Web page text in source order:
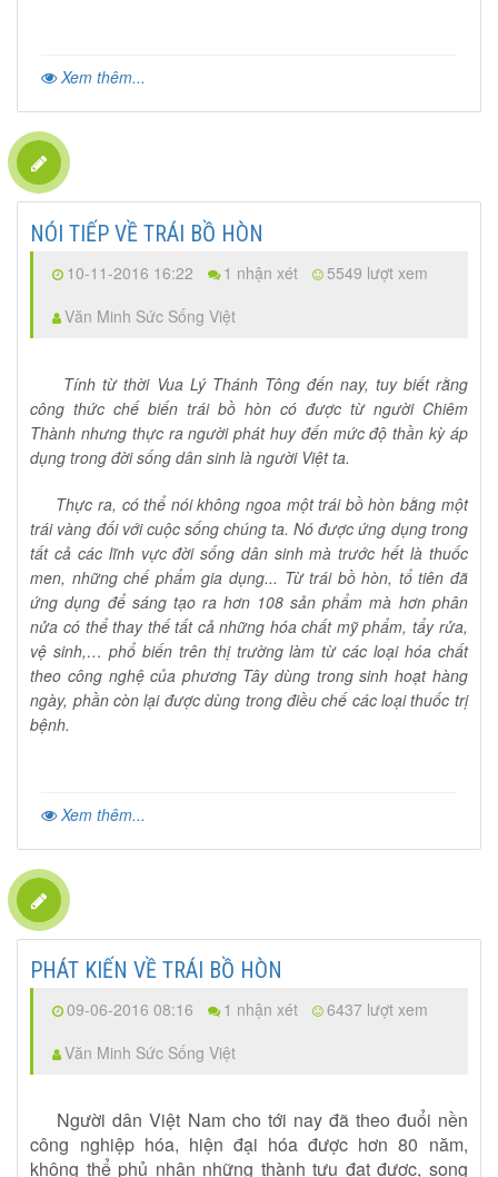
Xem thêm...
NÓI TIẾP VỀ TRÁI BỒ HÒN
10-11-2016 16:22 1 nhận xét
5549 lượt xem
Văn Minh Sức Sống Việt
Tính từ thời Vua Lý Thánh Tông đến nay, tuy biết rằng
công thức chế biến trái bồ hòn có được từ người Chiêm
Thành nhưng thực ra người phát huy đến mức độ thần kỳ áp
dụng trong đời sống dân sinh là người Việt ta.
Thực ra, có thể nói không ngoa một trái bồ hòn bằng một
trái vàng đối với cuộc sống chúng ta. Nó được ứng dụng trong
tất cả các lĩnh vực đời sống dân sinh mà trước hết là thuốc
men, những chế phẩm gia dụng... Từ trái bồ hòn, tổ tiên đã
ứng dụng để sáng tạo ra hơn 108 sản phẩm mà hơn phân
nửa có thể thay thế tất cả những hóa chất mỹ phẩm, tẩy rửa,
vệ sinh,… phổ biến trên thị trường làm từ các loại hóa chất
theo công nghệ của phương Tây dùng trong sinh hoạt hàng
ngày, phần còn lại được dùng trong điều chế các loại thuốc trị
bệnh.
Xem thêm...
PHÁT KIẾN VỀ TRÁI BỒ HÒN
09-06-2016 08:16 1 nhận xét
6437 lượt xem
Văn Minh Sức Sống Việt
Người dân Việt Nam cho tới nay đã theo đuổi nền
công nghiệp hóa, hiện đại hóa được hơn 80 năm,
không thể phủ nhận những thành tựu đạt được, song